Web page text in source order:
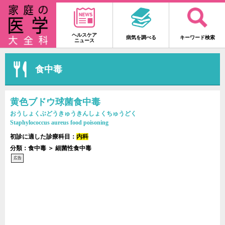
ヘルスケア
ニュース
病気を調べる キーワード検索
食中毒
黄色ブドウ球菌食中毒
おうしょくぶどうきゅうきんしょくちゅうどく
Staphylococcus aureus food poisoning
初診に適した診療科目： 内科
分類：食中毒 ＞ 細菌性食中毒
広告